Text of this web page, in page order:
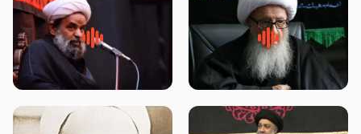
زوّار اربعین امام حسین (علیه
السلام) با این اشتیاق به زیارت
روضه جانسوز پاره های جگر امام
حسن مجتبی علیه السلام-حجت